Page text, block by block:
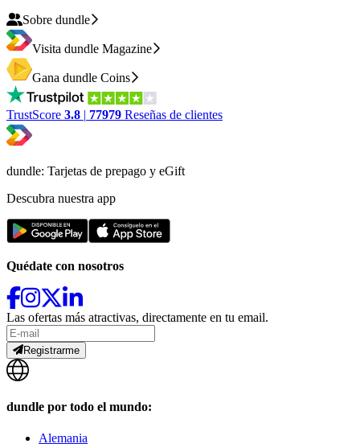
Sobre dundle
Visita dundle Magazine
Gana dundle Coins
TrustScore 3.8 | 77979 Reseñas de clientes
dundle: Tarjetas de prepago y eGift
Descubra nuestra app
Quédate con nosotros
Las ofertas más atractivas, directamente en tu email.
Registrarme
dundle por todo el mundo:
Alemania